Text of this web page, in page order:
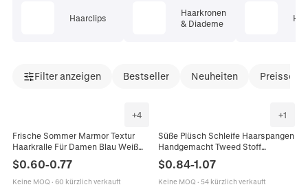
Haarclips
Haarkronen
& Diademe
Filter anzeigen Bestseller Neuheiten
+4
Frische Sommer Marmor Textur
Haarkralle Für Damen Blau Weiß
Kunststoff Harz Blume Schleife
Welle Haarschmuck Für Täglich
Dating
$0.60-0.77
Keine MOQ · 60 kürzlich verkauft
+1
Süße Plüsch Schleife Haarspangen
Handgemacht Tweed Stoff
Entenschnabel Clips Retro Elegant
Wellenmuster Kopfschmuck
Damen Dating
$0.84-1.07
Keine MOQ · 54 kürzlich verkauft